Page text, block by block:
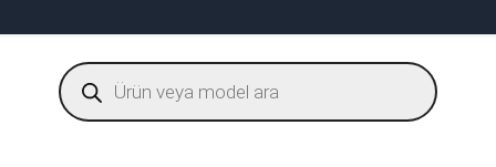
Products
search